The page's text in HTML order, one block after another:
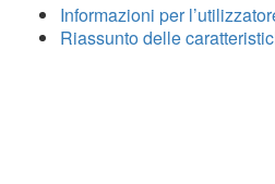
Informazioni per
Riassunto delle